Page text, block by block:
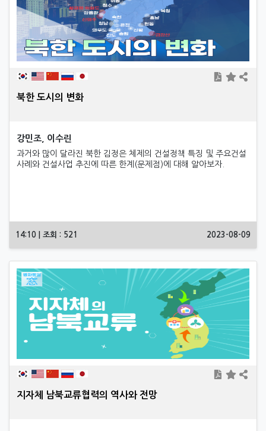
북한 도시의 변화
강민조, 이수린
과거와 많이 달라진 북한 김정은 체제의 건설정책 특징 및 주요건설
사례와 건설사업 추진에 따른 한계(문제점)에 대해 알아보자.
14:10 | 조회 : 521 2023-08-09
지자체 남북교류협력의 역사와 전망